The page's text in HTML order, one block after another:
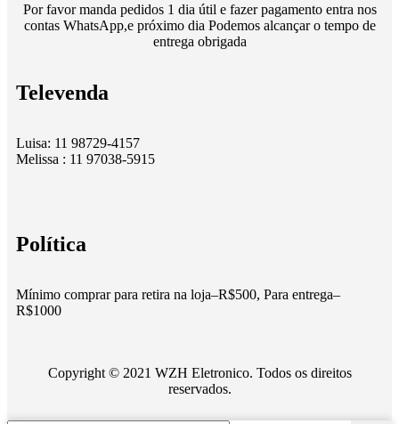
Por favor manda pedidos 1 dia útil e fazer pagamento entra nos
contas WhatsApp,e próximo dia Podemos alcançar o tempo de
entrega obrigada
Televenda
Luisa: 11 98729-4157
Melissa : 11 97038-5915
Política
Mínimo comprar para retira na loja–R$500, Para entrega–
R$1000
Copyright © 2021 WZH Eletronico. Todos os direitos
reservados.